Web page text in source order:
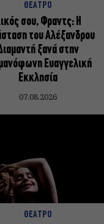
ΘΕΑΤΡΟ
σου, Φραντς: Η
του Αλέξανδρου
ξανά στην
Ευαγγελική
Εκκλησία
07.08.2026
ΘΕΑΤΡΟ